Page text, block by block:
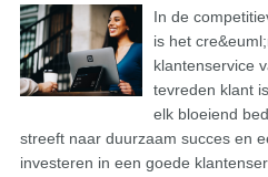
In de
is het
klantenservice
tevreden klant
elk bloeiend
streeft naar duurzaam succes en
investeren in een goede